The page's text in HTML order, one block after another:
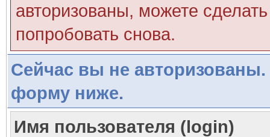
авторизованы, можете
попробовать снова.
Сейчас вы не авторизованы.
форму ниже.
Имя пользователя (login)